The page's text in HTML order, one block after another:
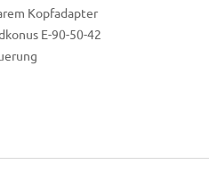
Kopfadapter
E-90-50-42